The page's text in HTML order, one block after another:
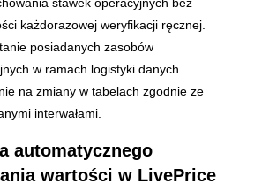
każdorazowej weryfikacji ręcznej.
posiadanych zasobów
w ramach logistyki danych.
na zmiany w tabelach zgodnie ze
interwałami.
automatycznego
wartości w LivePrice